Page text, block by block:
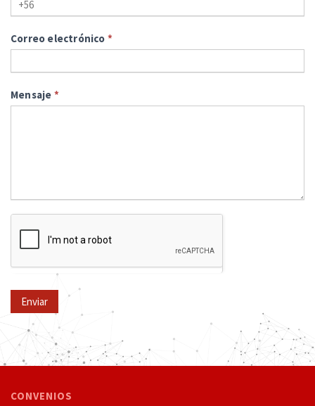
Correo electrónico *
Mensaje *
Enviar
CONVENIOS